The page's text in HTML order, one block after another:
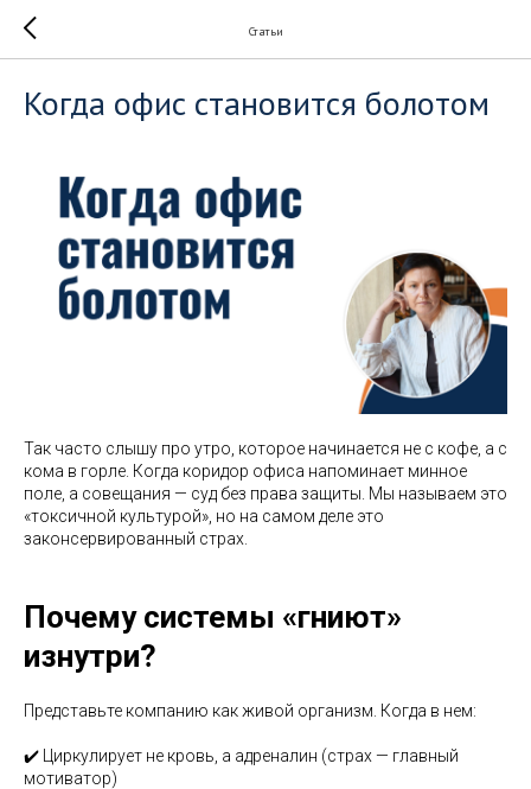
Статьи
Когда офис становится болотом
Так часто слышу про утро, которое начинается не с кофе, а с
кома в горле. Когда коридор офиса напоминает минное
поле, а совещания — суд без права защиты. Мы называем это
«токсичной культурой», но на самом деле это
законсервированный страх.
Почему системы «гниют»
изнутри?
Представьте компанию как живой организм. Когда в нем:
✔️ Циркулирует не кровь, а адреналин (страх — главный
мотиватор)